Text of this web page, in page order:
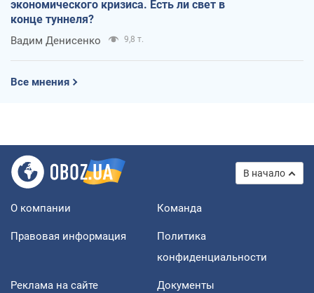
экономического кризиса. Есть ли свет в
конце туннеля?
Вадим Денисенко 9,8 т.
Все мнения
В начало
О компании Команда
Правовая информация
Политика
конфиденциальности
Реклама на сайте Документы